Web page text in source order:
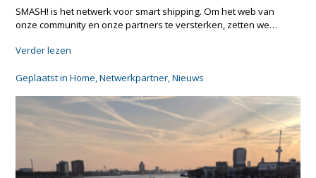
SMASH! is het netwerk voor smart shipping. Om het web van
onze community en onze partners te versterken, zetten we…
Verder lezen
de
spotlight:
MIWB"
Geplaatst inHome,Netwerkpartner,Nieuws